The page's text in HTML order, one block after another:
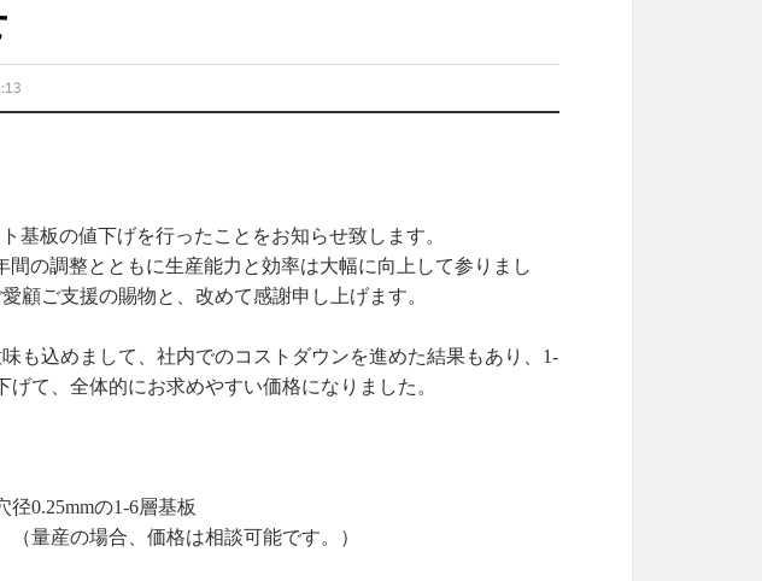
基板の値下げを行った ことをお知らせ致します。
間の調整とともに生産能力と効率は大幅に向上して参りまし
顧ご支援の賜物と、改めて感謝申し上げます。
も込めまして、社内でのコストダウンを進めた結果もあり、 1-
げて 、全体的にお求めやすい価格になりました。
径0.25mmの1-6層基板
量産の場合、価格は相談可能です。）